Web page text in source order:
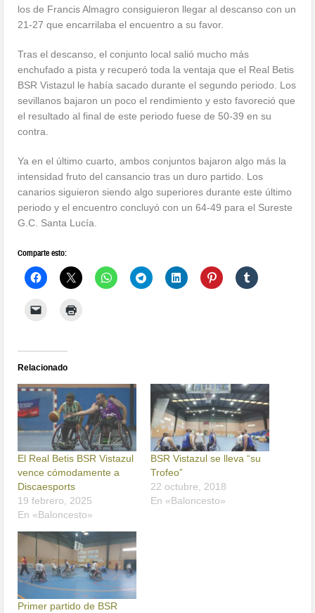
los de Francis Almagro consiguieron llegar al descanso con un
21-27 que encarrilaba el encuentro a su favor.
Tras el descanso, el conjunto local salió mucho más
enchufado a pista y recuperó toda la ventaja que el Real Betis
BSR Vistazul le había sacado durante el segundo periodo. Los
sevillanos bajaron un poco el rendimiento y esto favoreció que
el resultado al final de este periodo fuese de 50-39 en su
contra.
Ya en el último cuarto, ambos conjuntos bajaron algo más la
intensidad fruto del cansancio tras un duro partido. Los
canarios siguieron siendo algo superiores durante este último
periodo y el encuentro concluyó con un 64-49 para el Sureste
G.C. Santa Lucía.
Comparte esto:
Relacionado
El Real Betis BSR Vistazul
vence cómodamente a
Discaesports
19 febrero, 2025
En «Baloncesto»
BSR Vistazul se lleva “su
Trofeo”
22 octubre, 2018
En «Baloncesto»
Primer partido de BSR